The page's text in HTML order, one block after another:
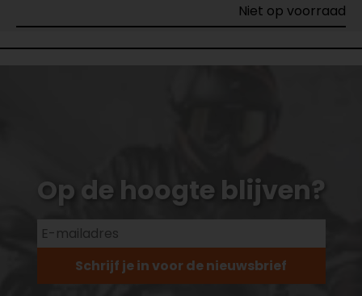
Niet op voorraad
Op de hoogte blijven?
Schrijf je in voor de nieuwsbrief